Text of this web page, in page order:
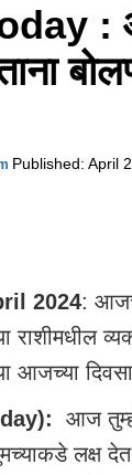
:
Published: April
2024: आजचे
आजच्या
आज
लक्ष